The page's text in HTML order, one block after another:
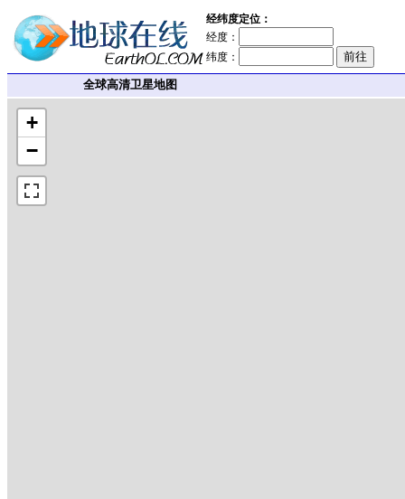
经纬度定位：
经度：
纬度：
全球高清卫星地图
+
−